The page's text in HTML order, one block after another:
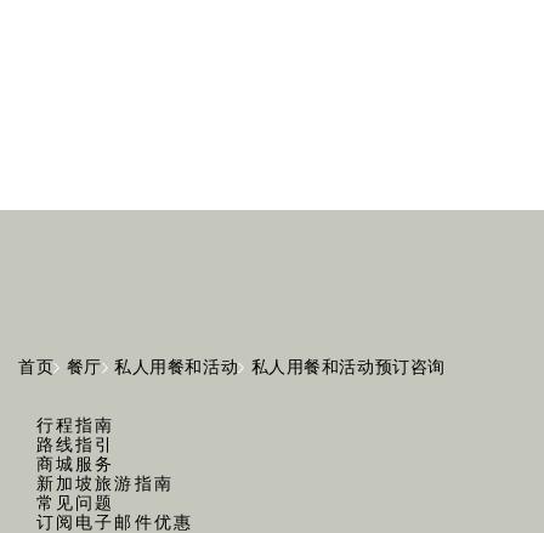
首页 餐厅 私人用餐和活动 私人用餐和活动预订咨询
行程指南
路线指引
商城服务
新加坡旅游指南
常见问题
订阅电子邮件优惠